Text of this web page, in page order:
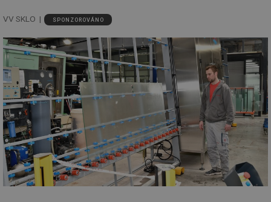
VV SKLO SPONZOROVÁNO